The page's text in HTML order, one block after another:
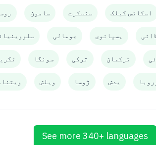
سامون سنسکرت اسکاٹس گیلک
صومالی ہسپانوی
سونگا ترکی ترکمان
ویلش ژوسا یدش
See more 340+ languages